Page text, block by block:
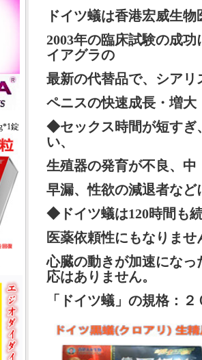
錠
ドイツ蟻は香港宏威生
2003年の臨床試験の成
イアグラの
最新の代替品で、シアリ
ペニスの快速成長・増
◆セックス時間が短すぎ
い、
生殖器の発育が不良、
早漏、性欲の減退者な
◆ドイツ蟻は120時間も
医薬依頼性にもなりま
心臓の動きが加速にな
応はありません。
「ドイツ蟻」の規格：